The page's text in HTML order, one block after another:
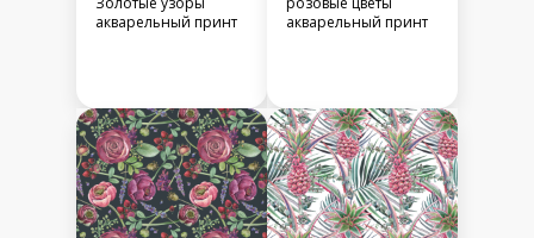
акварельный принт
акварельный принт